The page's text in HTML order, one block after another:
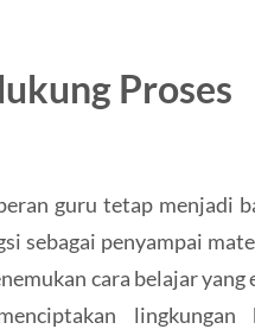
Proses
guru tetap menjadi
sebagai penyampai
cara belajar yang
lingkungan